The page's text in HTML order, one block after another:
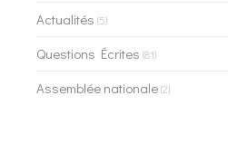
Actualités (5)
Questions Écrites (81)
Assemblée nationale(2)